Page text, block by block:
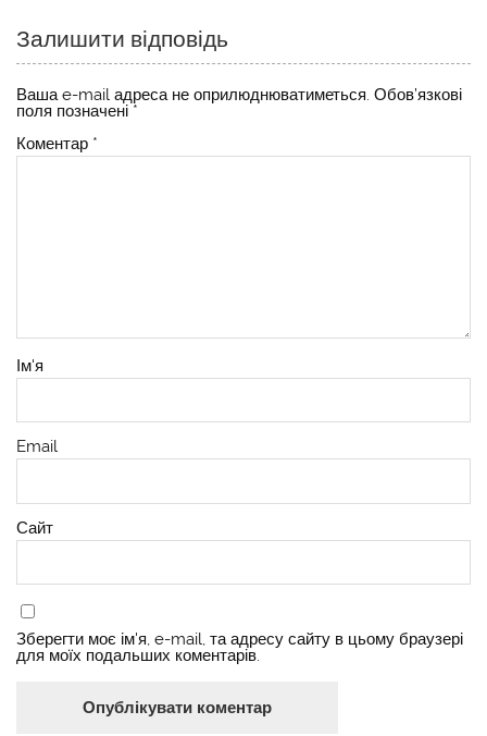
Залишити відповідь
Ваша e-mail адреса не оприлюднюватиметься. Обов’язкові
поля позначені *
Коментар *
Ім'я
Email
Сайт
Зберегти моє ім'я, e-mail, та адресу сайту в цьому браузері
для моїх подальших коментарів.